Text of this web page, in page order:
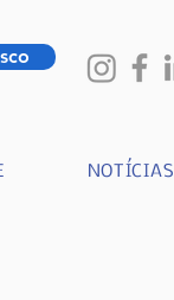
NOTÍCIAS